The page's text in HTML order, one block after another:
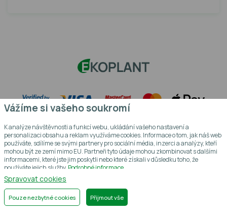
© 2004 - 2026 EKOPLANT, s.r.o., všechna práva vyhrazena
Grafický návrhKošnarDesign.cza redakční systém
Vážíme si vašeho soukromí
K analýze návštěvnosti a funkcí webu, ukládání vašeho nastavení a
personalizaci obsahu a reklam využíváme cookies. Informace o tom, jak náš web
používáte, sdílíme se svými partnery pro sociální média, inzerci a analýzy, kteří
mohou být ze zemí mimo EU. Partneři tyto údaje mohou zkombinovat s dalšími
informacemi, které jste jim poskytli nebo které získali v důsledku toho, že
používáte jejich služby. Podrobné informace
Spravovat cookies
Pouze nezbytné cookies Přijmout vše